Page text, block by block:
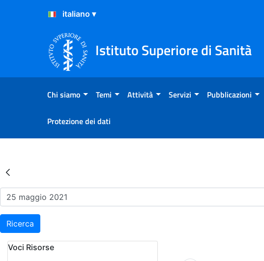
Salta al Contenuto
Salta al Footer
Istituto Superiore di Sanità
Chi siamo Temi Attività Servizi Pubblicazioni
Protezione dei dati
Risultati della Ricerca - Eventi
Ricerca
Voci Risorse
Ricerca